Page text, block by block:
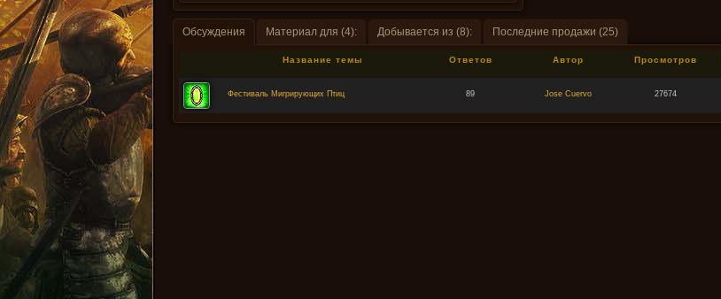
Обсуждения Материал для (4): Добывается из (8): Последние продажи (25)
Название темы Ответов Автор Просмотров
Фестиваль Мигрирующих Птиц 89 Jose Cuervo 27674